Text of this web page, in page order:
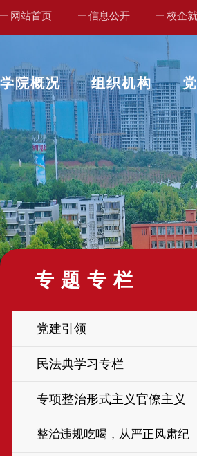
网站首页 信息公开 校企
学院概况 组织机构
专题专栏
党建引领
民法典学习专栏
专项整治形式主义官僚主义
整治违规吃喝，从严正风肃纪